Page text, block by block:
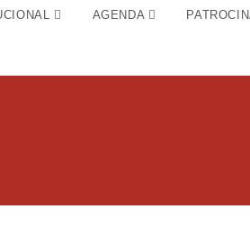
AGENDA